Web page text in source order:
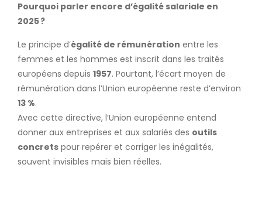
Pourquoi parler encore d’égalité salariale en
2025 ?
Le principe d’égalité de rémunération entre les
femmes et les hommes est inscrit dans les traités
européens depuis 1957. Pourtant, l’écart moyen de
rémunération dans l’Union européenne reste d’environ
13 %.
Avec cette directive, l’Union européenne entend
donner aux entreprises et aux salariés des outils
concrets pour repérer et corriger les inégalités,
souvent invisibles mais bien réelles.